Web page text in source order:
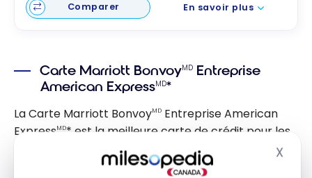
X
Comparer En savoir plus
Carte Marriott BonvoyMD Entreprise
American ExpressMD*
La Carte Marriott BonvoyMD Entreprise American
ExpressMD* est la meilleure carte de crédit pour les
travailleurs autonomes, professionnels et
propriétaires de petites entreprises qui voyagent.